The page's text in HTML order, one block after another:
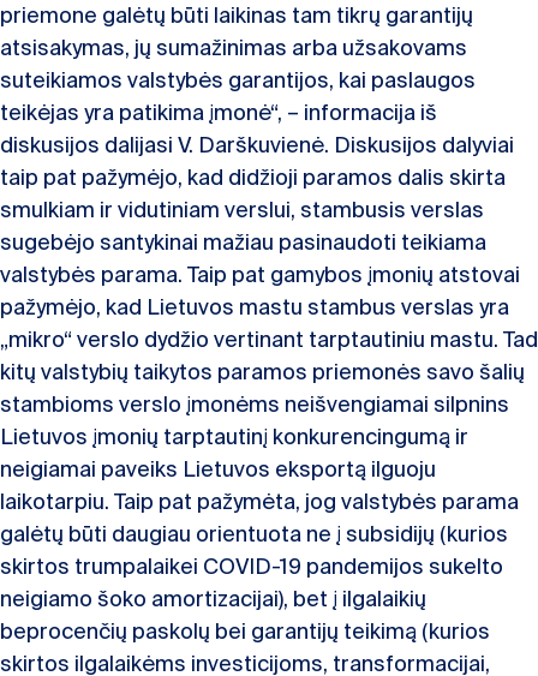
priemone galėtų būti laikinas tam tikrų garantijų
atsisakymas, jų sumažinimas arba užsakovams
suteikiamos valstybės garantijos, kai paslaugos
teikėjas yra patikima įmonė“, – informacija iš
diskusijos dalijasi V. Darškuvienė. Diskusijos dalyviai
taip pat pažymėjo, kad didžioji paramos dalis skirta
smulkiam ir vidutiniam verslui, stambusis verslas
sugebėjo santykinai mažiau pasinaudoti teikiama
valstybės parama. Taip pat gamybos įmonių atstovai
pažymėjo, kad Lietuvos mastu stambus verslas yra
„mikro“ verslo dydžio vertinant tarptautiniu mastu. Tad
kitų valstybių taikytos paramos priemonės savo šalių
stambioms verslo įmonėms neišvengiamai silpnins
Lietuvos įmonių tarptautinį konkurencingumą ir
neigiamai paveiks Lietuvos eksportą ilguoju
laikotarpiu. Taip pat pažymėta, jog valstybės parama
galėtų būti daugiau orientuota ne į subsidijų (kurios
skirtos trumpalaikei COVID-19 pandemijos sukelto
neigiamo šoko amortizacijai), bet į ilgalaikių
beprocenčių paskolų bei garantijų teikimą (kurios
skirtos ilgalaikėms investicijoms, transformacijai,